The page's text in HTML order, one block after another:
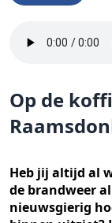
Op de
Heb jij altijd al
de brandweer
nieuwsgierig